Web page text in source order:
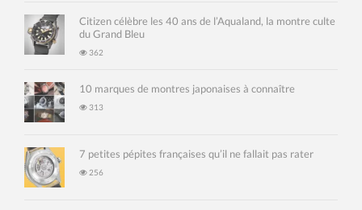
Citizen célèbre les 40 ans de l’Aqualand, la montre culte
du Grand Bleu
362
10 marques de montres japonaises à connaître
313
7 petites pépites françaises qu’il ne fallait pas rater
256